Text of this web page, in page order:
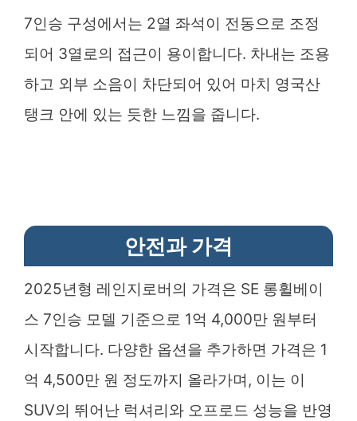
7인승 구성에서는 2열 좌석이 전동으로 조정
되어 3열로의 접근이 용이합니다. 차내는 조용
하고 외부 소음이 차단되어 있어 마치 영국산
탱크 안에 있는 듯한 느낌을 줍니다.
안전과 가격
2025년형 레인지로버의 가격은 SE 롱휠베이
스 7인승 모델 기준으로 1억 4,000만 원부터
시작합니다. 다양한 옵션을 추가하면 가격은 1
억 4,500만 원 정도까지 올라가며, 이는 이
SUV의 뛰어난 럭셔리와 오프로드 성능을 반영